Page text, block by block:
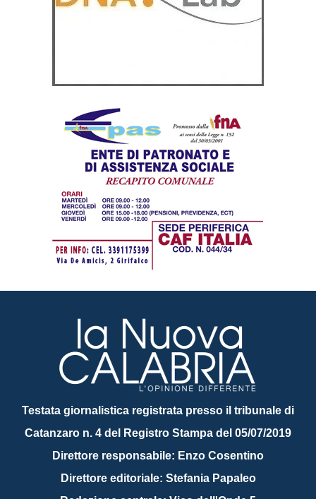
Testata giornalistica registrata presso il tribunale di
Catanzaro n. 4 del Registro Stampa del 05/07/2019
Direttore responsabile: Enzo Cosentino
Direttore editoriale: Stefania Papaleo